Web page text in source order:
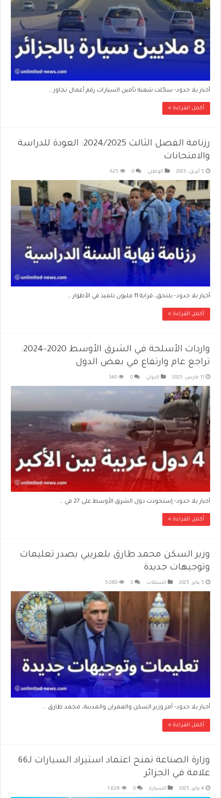
أخبار بلا حدود- سجّلت شعبة تأمين السيارات رقم أعمال تجاوز …
أكمل القراءة »
رزنامة الفصل الثالث 2024/2025: العودة للدراسة
والامتحانات
5 أبريل، 2025 الوطني 0
625
أخبار بلا حدود- يلتحق، قرابة 11 مليون تلميذ في الأطوار …
أكمل القراءة »
واردات الأسلحة في الشرق الأوسط 2020-2024:
تراجع عام وارتفاع في بعض الدول
11 مارس، 2025 الدولي 0
340
أخبار بلا حدود- إستحوذت دول الشرق الأوسط على 27 في …
أكمل القراءة »
وزير السكن محمد طارق بلعريبي يصدر تعليمات
وتوجيهات جديدة
5 يناير، 2025 السكنات 0
5,080
أخبار بلا حدود- أمر وزير السكن والعمران والمدينة، محمد طارق …
أكمل القراءة »
وزارة الصناعة تمنح اعتماد استيراد السيارات لـ66
علامة في الجزائر
4 يناير، 2025 السيارة 0
1,628